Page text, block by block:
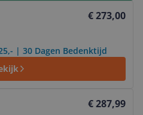
€ 273,00
| 30 Dagen Bedenktijd
€ 287,99